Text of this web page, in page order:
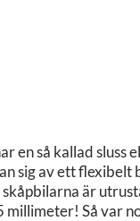
en så kallad sluss
sig av ett flexibelt
är
Så var